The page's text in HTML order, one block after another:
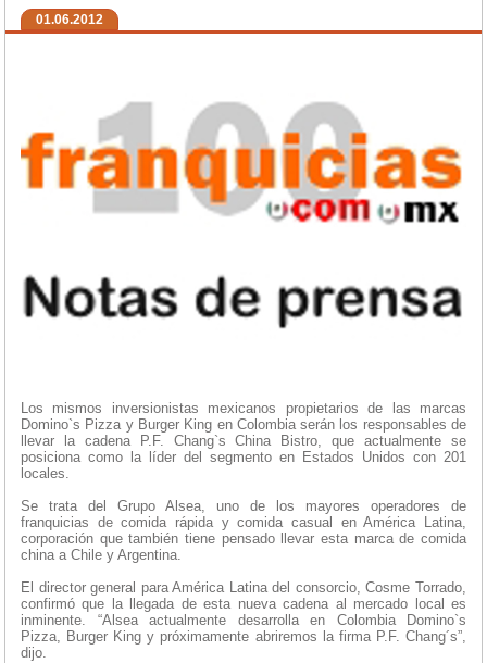
01.06.2012
Los mismos inversionistas mexicanos propietarios de las marcas
Domino`s Pizza y Burger King en Colombia serán los responsables de
llevar la cadena P.F. Chang`s China Bistro, que actualmente se
posiciona como la líder del segmento en Estados Unidos con 201
locales.
Se trata del Grupo Alsea, uno de los mayores operadores de
franquicias de comida rápida y comida casual en América Latina,
corporación que también tiene pensado llevar esta marca de comida
china a Chile y Argentina.
El director general para América Latina del consorcio, Cosme Torrado,
confirmó que la llegada de esta nueva cadena al mercado local es
inminente. “Alsea actualmente desarrolla en Colombia Domino`s
Pizza, Burger King y próximamente abriremos la firma P.F. Chang´s”,
dijo.